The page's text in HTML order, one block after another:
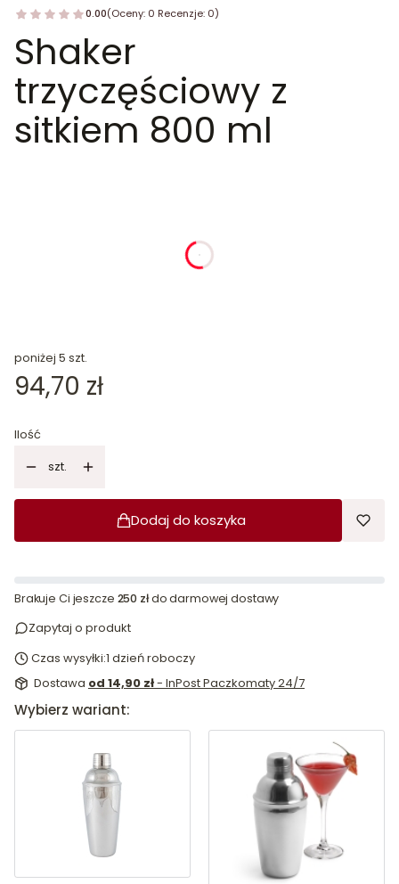
0.00(Oceny: 0 Recenzje: 0)
Shaker
trzyczęściowy z
sitkiem 800 ml
godziny
poniżej 5 szt.
Cena
94,70 zł
Ilość
szt.
Dodaj do koszyka
Brakuje Ci jeszcze 250 złdo darmowej dostawy
Zapytaj o produkt
Czas wysyłki:1 dzień roboczy
Dostawa od 14,90 zł- InPost Paczkomaty 24/7
Wybierz wariant: